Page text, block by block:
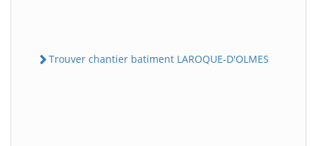
Trouver chantier batiment LAROQUE-D'OLMES